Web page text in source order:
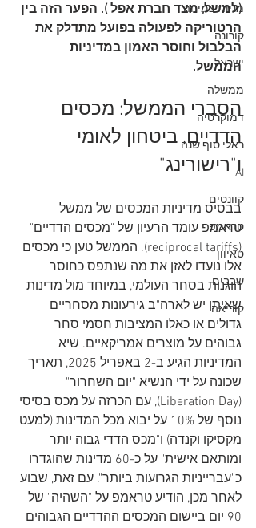
מניות צמיחה
קורונה
ישראל
ממשלה
דמוקרטיה
ראלי סוף שנה
AI
קוונטים
טראמפ
טאיוון
שבבים
קוריאה
(למשל, מצד חברת אפל ). הפער הזה בין
הרטוריקה לפעולה בפועל מתדלק את
הבלבול וחוסר האמון במדיניות
הממשל.
הסברי הממשל: מכסים
הדדיים, ביטחון לאומי
ו"רישורינג"
בבסיס מדיניות המכסים של ממשל
טראמפ עומד הרעיון של "מכסים הדדיים"
(reciprocal tariffs). הממשל טען כי מכסים
אלו נועדו לאזן את מה שנתפס כחוסר
הוגנות בסחר העולמי, במיוחד מול מדינות
שאיתן יש לארה"ב גירעונות מסחריים
גדולים או כאלו המציבות חסמי סחר
גבוהים על מוצרים אמריקאיים. שיא
המדיניות הגיע ב-2 באפריל 2025, תאריך
שכונה על ידי הנשיא "יום השחרור"
(Liberation Day), עם הכרזה על מכס בסיסי
נוסף של 10% על יבוא מכל המדינות (למעט
מקסיקו וקנדה) ו"מכס הדדי גבוה יותר
ומותאם אישית" על כ-60 מדינות שהוגדרו
כ"עברייניות הגרועות ביותר". עם זאת, שבוע
לאחר מכן, הודיע טראמפ על "השהיה" של
90 יום ביישום המכסים ההדדיים הגבוהים